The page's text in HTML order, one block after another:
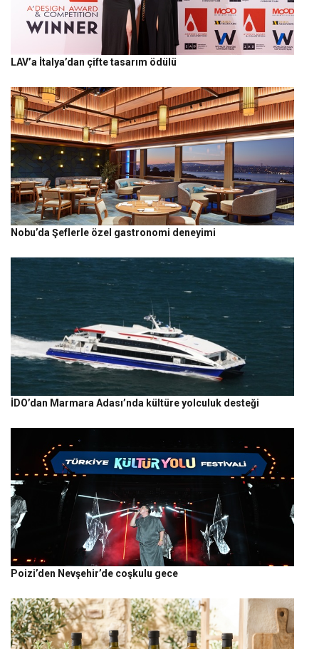
LAV’a İtalya’dan çifte tasarım ödülü
Nobu’da Şeflerle özel gastronomi deneyimi
İDO’dan Marmara Adası’nda kültüre yolculuk desteği
Poizi’den Nevşehir’de coşkulu gece